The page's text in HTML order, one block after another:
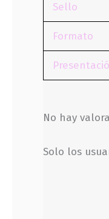
Sello
Formato
No hay
Solo los